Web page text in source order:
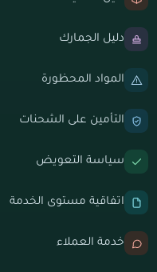
دليل الجمارك
المواد المحظورة
التأمين على الشحنات
سياسة التعويض
اتفاقية مستوى الخدمة
خدمة العملاء